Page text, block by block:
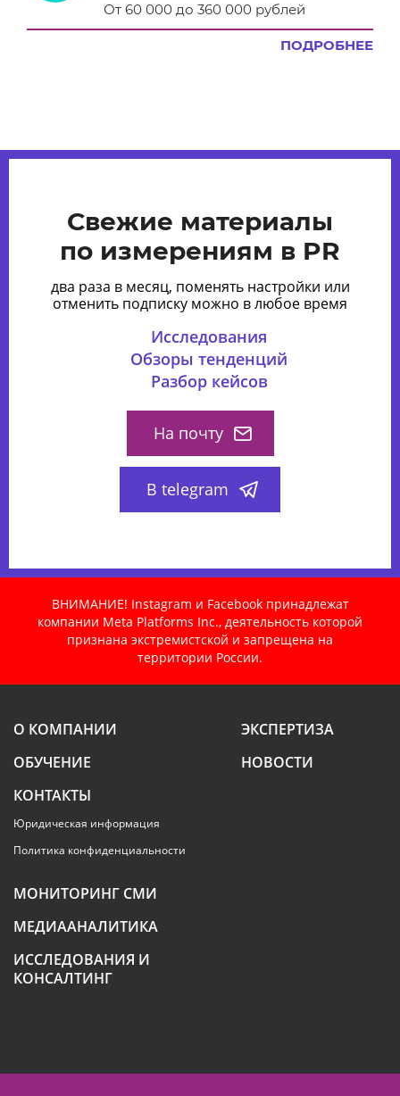
От 60 000 до 360 000 рублей
ПОДРОБНЕЕ
Свежие материалы
по измерениям в PR
два раза в месяц, поменять настройки или
отменить подписку можно в любое время
Исследования
Обзоры тенденций
Разбор кейсов
На почту
В telegram
ВНИМАНИЕ! Instagram и Facebook принадлежат
компании Meta Platforms Inc., деятельность которой
признана экстремистской и запрещена на
территории России.
О КОМПАНИИ
ЭКСПЕРТИЗА
ОБУЧЕНИЕ
НОВОСТИ
КОНТАКТЫ
Юридическая информация
Политика конфиденциальности
МОНИТОРИНГ СМИ
МЕДИААНАЛИТИКА
ИССЛЕДОВАНИЯ И
КОНСАЛТИНГ